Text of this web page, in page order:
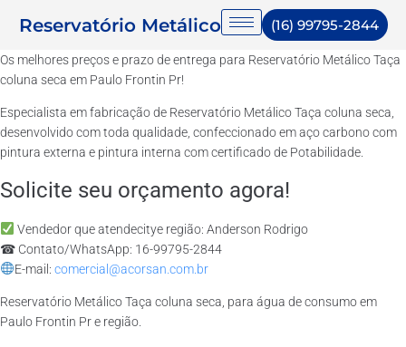
Reservatório Metálico (16) 99795-2844
Os melhores preços e prazo de entrega para Reservatório Metálico Taça
coluna seca em Paulo Frontin Pr!
Especialista em fabricação de Reservatório Metálico Taça coluna seca,
desenvolvido com toda qualidade, confeccionado em aço carbono com
pintura externa e pintura interna com certificado de Potabilidade.
Solicite seu orçamento agora!
Vendedor que atendecitye região: Anderson Rodrigo
☎ Contato/WhatsApp: 16-99795-2844
E-mail: comercial@acorsan.com.br
Reservatório Metálico Taça coluna seca, para água de consumo em
Paulo Frontin Pr e região.